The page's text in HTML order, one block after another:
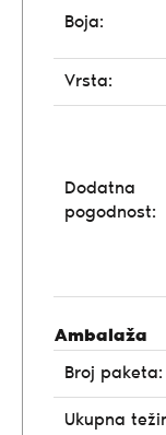
Boja:
Vrsta:
Dodatna
pogodnost:
Ambalaža
Broj paketa:
Ukupna